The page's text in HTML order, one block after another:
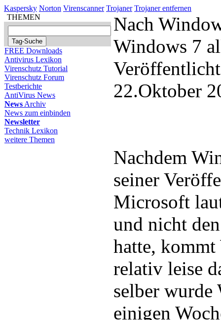
Kaspersky Norton Virenscanner Trojaner Trojaner entfernen
THEMEN
FREE Downloads
Antivirus Lexikon
Virenschutz Tutorial
Virenschutz Forum
Testberichte
AntiVirus News
News Archiv
News zum einbinden
Newsletter
Technik Lexikon
weitere Themen
Nach
Windows 7
22.Oktober
Nachdem
seiner
Microsoft
und nicht
hatte,
relativ leise
selber
einigen